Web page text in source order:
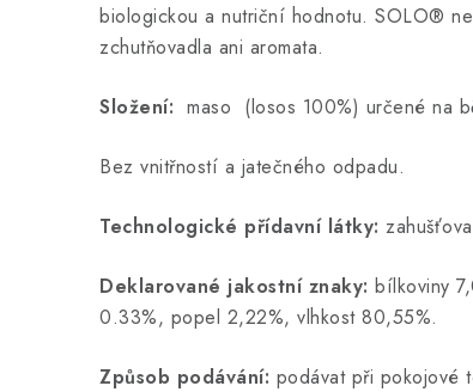
biologickou a nutriční hodnotu. SOLO®
zchutňovadla ani aromata.
Složení: maso (losos 100%) určené na
Bez vnitřností a jatečného odpadu.
Technologické přídavní látky:
Deklarované jakostní znaky: bílkoviny
0.33%, popel 2,22%, vlhkost 80,55%.
Způsob podávání: podávat při pokojové